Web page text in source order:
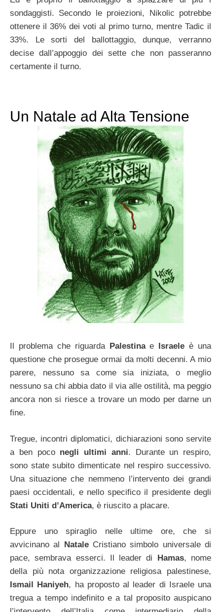
sondaggisti. Secondo le proiezioni, Nikolic potrebbe
ottenere il 36% dei voti al primo turno, mentre Tadic il
33%. Le sorti del ballottaggio, dunque, verranno
decise dall’appoggio dei sette che non passeranno
certamente il turno.
Un Natale ad Alta Tensione
Il problema che riguarda Palestinae Israeleè una
questione che prosegue ormai da molti decenni. A mio
parere, nessuno sa come sia iniziata, o meglio
nessuno sa chi abbia dato il via alle ostilità, ma peggio
ancora non si riesce a trovare un modo per darne un
fine.
Tregue, incontri diplomatici, dichiarazioni sono servite
a ben poco negli ultimi anni. Durante un respiro,
sono state subito dimenticate nel respiro successivo.
Una situazione che nemmeno l’intervento dei grandi
paesi occidentali, e nello specifico il presidente degli
Stati Uniti d’America, è riuscito a placare.
Eppure uno spiraglio nelle ultime ore, che si
avvicinano al
Natale Cristiano simbolo universale di
pace, sembrava esserci. Il leader di
Hamas, nome
della più nota organizzazione religiosa palestinese,
Ismail Haniyeh, ha proposto al leader di Israele una
tregua a tempo indefinito e a tal proposito auspicano